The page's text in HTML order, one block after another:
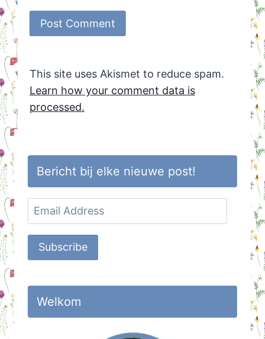
This site uses Akismet to reduce spam.
Learn how your comment data is
processed.
Bericht bij elke nieuwe post!
Email
Address
Subscribe
Welkom